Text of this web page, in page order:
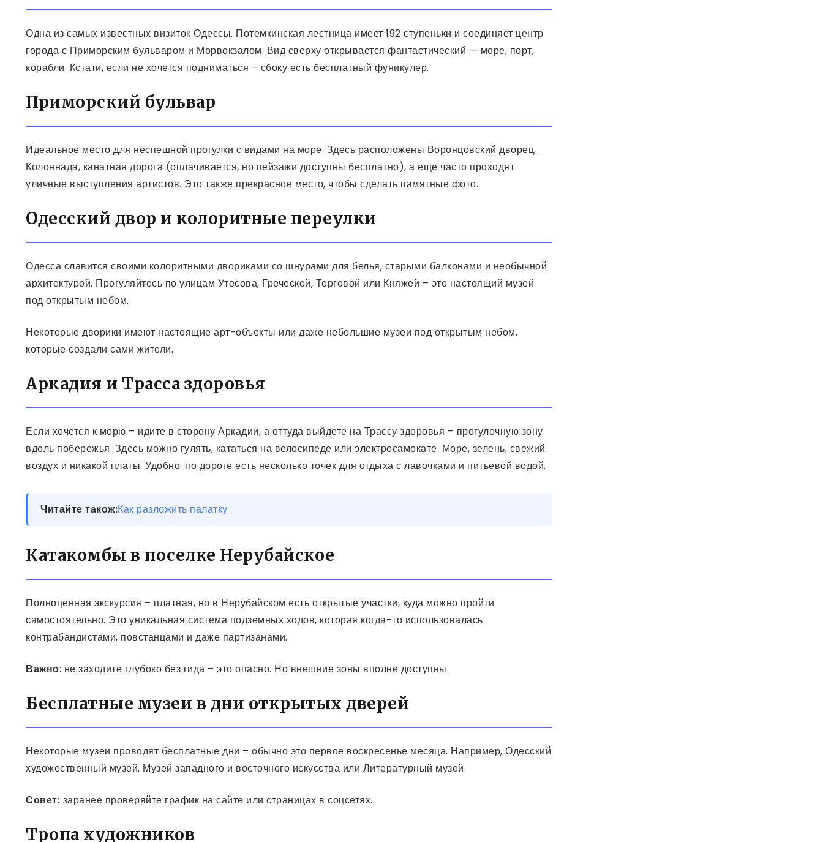
Одна из самых известных визиток Одессы. Потемкинская лестница имеет 192 ступеньки и соединяет центр
города с Приморским бульваром и Морвокзалом. Вид сверху открывается фантастический — море, порт,
корабли. Кстати, если не хочется подниматься – сбоку есть бесплатный фуникулер.
Приморский бульвар
Идеальное место для неспешной прогулки с видами на море. Здесь расположены Воронцовский дворец,
Колоннада, канатная дорога (оплачивается, но пейзажи доступны бесплатно), а еще часто проходят
уличные выступления артистов. Это также прекрасное место, чтобы сделать памятные фото.
Одесский двор и колоритные переулки
Одесса славится своими колоритными двориками со шнурами для белья, старыми балконами и необычной
архитектурой. Прогуляйтесь по улицам Утесова, Греческой, Торговой или Княжей – это настоящий музей
под открытым небом.
Некоторые дворики имеют настоящие арт-объекты или даже небольшие музеи под открытым небом,
которые создали сами жители.
Аркадия и Трасса здоровья
Если хочется к морю – идите в сторону Аркадии, а оттуда выйдете на Трассу здоровья – прогулочную зону
вдоль побережья. Здесь можно гулять, кататься на велосипеде или электросамокате. Море, зелень, свежий
воздух и никакой платы. Удобно: по дороге есть несколько точек для отдыха с лавочками и питьевой водой.
Читайте також:Как разложить палатку
Катакомбы в поселке Нерубайское
Полноценная экскурсия – платная, но в Нерубайском есть открытые участки, куда можно пройти
самостоятельно. Это уникальная система подземных ходов, которая когда-то использовалась
контрабандистами, повстанцами и даже партизанами.
Важно: не заходите глубоко без гида – это опасно. Но внешние зоны вполне доступны.
Бесплатные музеи в дни открытых дверей
Некоторые музеи проводят бесплатные дни – обычно это первое воскресенье месяца. Например, Одесский
художественный музей, Музей западного и восточного искусства или Литературный музей.
Совет: заранее проверяйте график на сайте или страницах в соцсетях.
Тропа художников